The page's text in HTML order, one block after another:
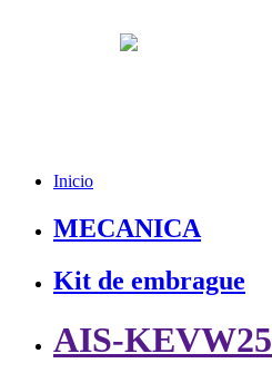
Inicio
MECANICA
Kit de embrague
AIS-KEVW25